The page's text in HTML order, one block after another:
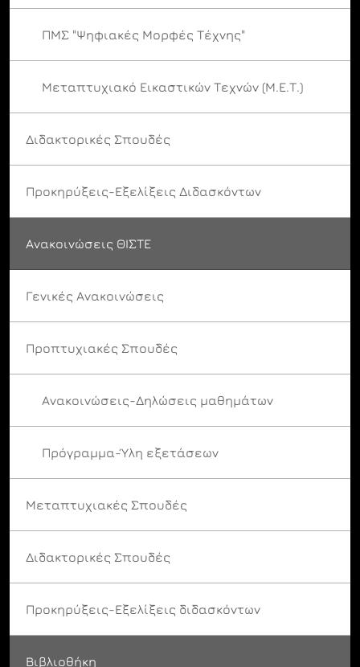
ΠΜΣ "Ψηφιακές Μορφές Τέχνης"
Μεταπτυχιακό Εικαστικών Τεχνών (Μ.Ε.Τ.)
Διδακτορικές Σπουδές
Προκηρύξεις-Εξελίξεις Διδασκόντων
Ανακοινώσεις ΘΙΣΤΕ
Γενικές Ανακοινώσεις
Προπτυχιακές Σπουδές
Ανακοινώσεις-Δηλώσεις μαθημάτων
Πρόγραμμα-Ύλη εξετάσεων
Μεταπτυχιακές Σπουδές
Διδακτορικές Σπουδές
Προκηρύξεις-Εξελίξεις διδασκόντων
Βιβλιοθήκη